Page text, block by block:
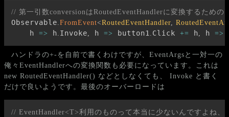
// 第一引数conversionはRoutedEventHandlerに変換するための
Observable.FromEvent<RoutedEventHandler,
    h
=> h. Invoke, h => button1 . Click += h, h =>
ハンドラの+-を自前で書くわけですが、EventArgsと一対一の
俺々EventHandlerへの変換関数も必要になっています。これは
new RoutedEventHandler() などとしなくても、 Invoke と書く
だけで良いようです。最後のオーバーロードは
// EventHandler<T>利用のものって本当に少ないんですよね、